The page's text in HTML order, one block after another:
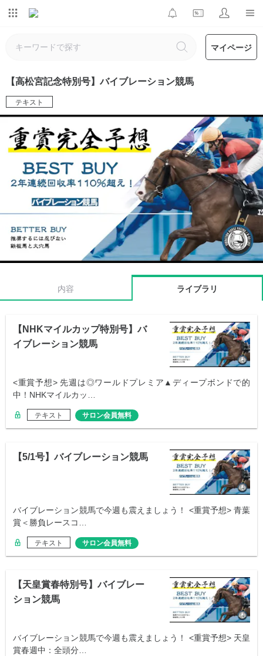
マイページ
【高松宮記念特別号】バイブレーション競馬
テキスト
内容 ライブラリ
【NHKマイルカップ特別号】バ
イブレーション競馬
<重賞予想> 先週は◎ワールドプレミア▲ディープボンドで的
中！NHKマイルカッ…
テキスト サロン会員無料
【5/1号】バイブレーション競馬
バイブレーション競馬で今週も震えましょう！ <重賞予想> 青葉
賞＜勝負レースコ…
テキスト サロン会員無料
【天皇賞春特別号】バイブレー
ション競馬
バイブレーション競馬で今週も震えましょう！ <重賞予想> 天皇
賞春週中：全頭分…